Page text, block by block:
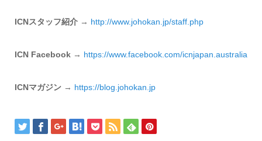
ICNスタッフ紹介 → http://www.johokan.jp/staff.php
ICN Facebook → https://www.facebook.com/icnjapan. australia
ICNマガジン → https://blog.johokan.jp